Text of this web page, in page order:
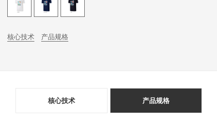
核心技术 产品规格
核心技术 产品规格